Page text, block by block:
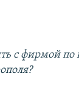
с фирмой по